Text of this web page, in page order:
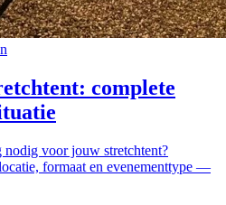
complete
voor jouw stretchtent?
formaat en evenementtype —